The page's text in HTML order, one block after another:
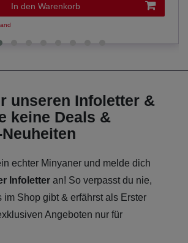
In den Warenkorb
unseren Infoletter &
keine Deals &
echter Minyaner und melde dich
Infoletter an! So verpasst du nie,
im Shop gibt & erfährst als Erster
Angeboten nur für